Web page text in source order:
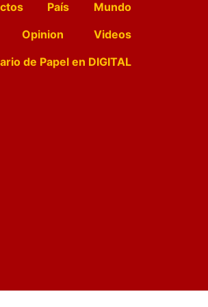
País
Mundo
Opinion
Videos
de Papel en DIGITAL